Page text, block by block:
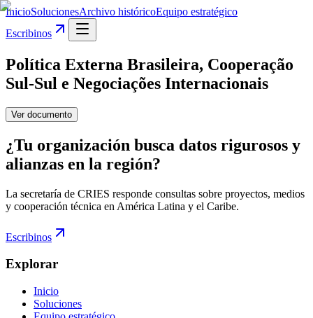
InicioSolucionesArchivo históricoEquipo estratégico
Escribinos
Política Externa Brasileira, Cooperação
Sul-Sul e Negociações Internacionais
Ver documento
¿Tu organización busca datos rigurosos y
alianzas en la región?
La secretaría de CRIES responde consultas sobre proyectos, medios
y cooperación técnica en América Latina y el Caribe.
Escribinos
Explorar
Inicio
Soluciones